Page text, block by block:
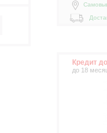
Кредит
до 18